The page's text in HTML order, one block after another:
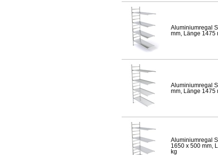
Aluminiumregal
mm, Länge 1475
Aluminiumregal
mm, Länge 1475
Aluminiumregal
1650 x 500 mm,
kg